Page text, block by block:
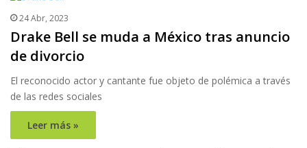
24 Abr, 2023
Drake Bell se muda a México tras anuncio
de divorcio
El reconocido actor y cantante fue objeto de polémica a través
de las redes sociales
Leer más »